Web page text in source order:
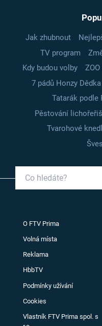
Jak zhubnout
TV program
Kdy budou volby
7 pádů Honzy Dědka
Tatarák podle
Pěstování
Tvarohové
O FTV Prima
Volná místa
Reklama
HbbTV
Podmínky užívání
Cookies
Vlastník FTV Prima spol. s